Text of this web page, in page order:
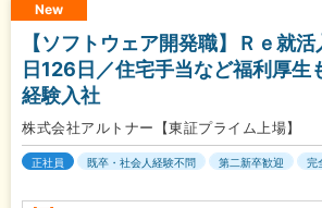
New
【ソフトウェア開発職】Ｒｅ就
日126日／住宅手当など福利厚生
経験入社
株式会社アルトナー【東証プライム上場】
正社員 既卒・社会人経験不問 第二新卒歓迎 完